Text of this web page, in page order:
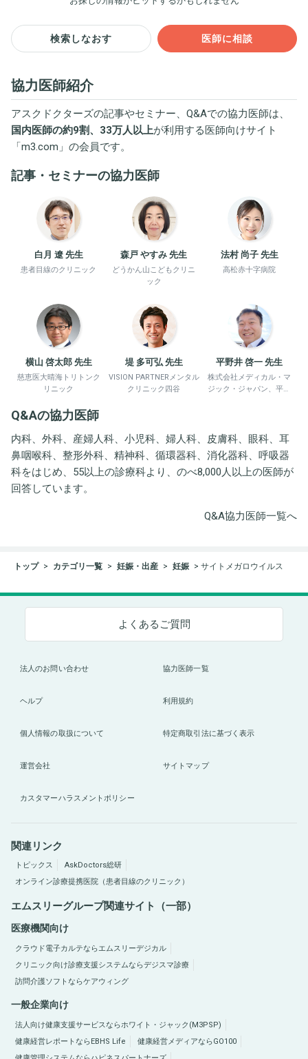
検索しなおす 医師に相談
協力医師紹介
アスクドクターズの記事やセミナー、Q&Aでの協力医師は、
国内医師の約9割、33万人以上が利用する医師向けサイト
「m3.com 」の会員です。
記事・セミナーの協力医師
白月 遼 先生
患者目線のクリニック
森戸 やすみ 先生
どうかん山こどもクリニ
ック
法村 尚子 先生
高松赤十字病院
横山 啓太郎 先生
慈恵医大晴海トリトンク
リニック
堤 多可弘 先生
VISION PARTNERメンタル
クリニック四谷
平野井 啓一 先生
株式会社メディカル・マ
ジック・ジャパン、平野
Q&Aの協力医師
内科、外科、産婦人科、小児科、婦人科、皮膚科、眼科、耳
鼻咽喉科、整形外科、精神科、循環器科、消化器科、呼吸器
科をはじめ、55以上の診療科より、のべ8,000人以上の医師が
回答しています。
Q&A協力医師一覧へ
トップ カテゴリ一覧 妊娠・出産 妊娠 サイトメガロウイルス
よくあるご質問
法人のお問い合わせ 協力医師一覧
ヘルプ 利用規約
個人情報の取扱について 特定商取引法に基づく表示
運営会社 サイトマップ
カスタマーハラスメントポリシー
関連リンク
トピックス
AskDoctors総研
オンライン診療提携医院（患者目線のクリニック）
エムスリーグループ関連サイト（一部）
医療機関向け
クラウド電子カルテならエムスリーデジカル
クリニック向け診療支援システムならデジスマ診療
訪問介護ソフトならケアウィング
一般企業向け
法人向け健康支援サービスならホワイト・ジャック(M3PSP)
健康経営レポートならEBHS Life
健康経営メディアならGO100